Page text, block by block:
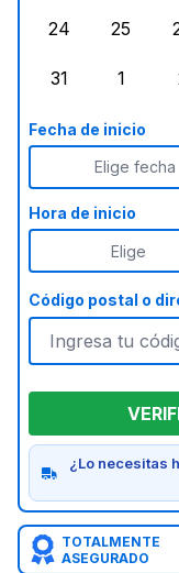
24
25
31
1
Fecha de inicio
Elige fecha
Hora de inicio
Código postal o
¿Lo necesitas
TOTALMENTE
ASEGURADO